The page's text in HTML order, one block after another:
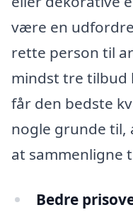
være en
rette person til
mindst tre tilbud
får den bedste
nogle grunde til,
at sammenligne
Bedre